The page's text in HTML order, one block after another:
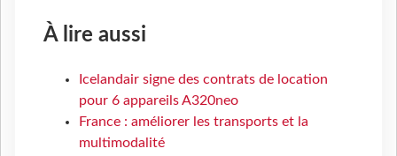
À lire aussi
Icelandair signe des contrats de location
pour 6 appareils A320neo
France : améliorer les transports et la
multimodalité